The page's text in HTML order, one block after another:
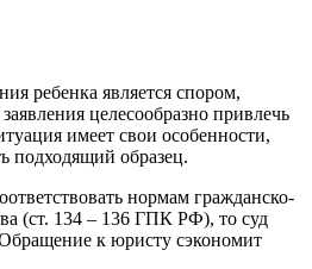
ребенка является спором,
целесообразно привлечь
имеет свои особенности,
подходящий образец.
нормам гражданско-
(ст. 134 – 136 ГПК РФ), то суд
к юристу сэкономит